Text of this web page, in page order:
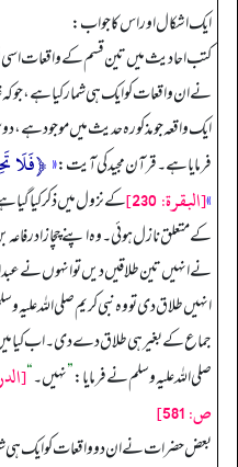
ایک اشکال اور اس کا جواب:
کتب احادیث میں تین قسم کے واقعات
نے ان واقعات کو ایک ہی شمار کیا ہے، جو
ایک واقعہ جو مذکورہ حدیث میں موجود ہے،
فرمایا ہے۔ قرآن مجید کی آیت:«﴿فَلَا
»[البقرة: 230]
کے نزول میں ذکر کیا
کے متعلق نازل ہوئی۔ وہ اپنے چچا زاد
نے انہیں تین طلاقیں دیں تو انہوں نے
انہیں طلاق دی تو وہ نبی کریم صلی اللہ
جماع کے بغیر ہی طلاق دے دی۔ اب کیا
صلی اللہ علیہ وسلم نے فرمایا:”نہیں۔“
ص: 581]
بعض حضرات نے ان دو واقعات کو ایک ہی